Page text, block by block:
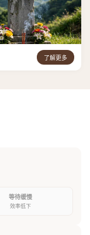
了解更多
等待缓慢
效率低下